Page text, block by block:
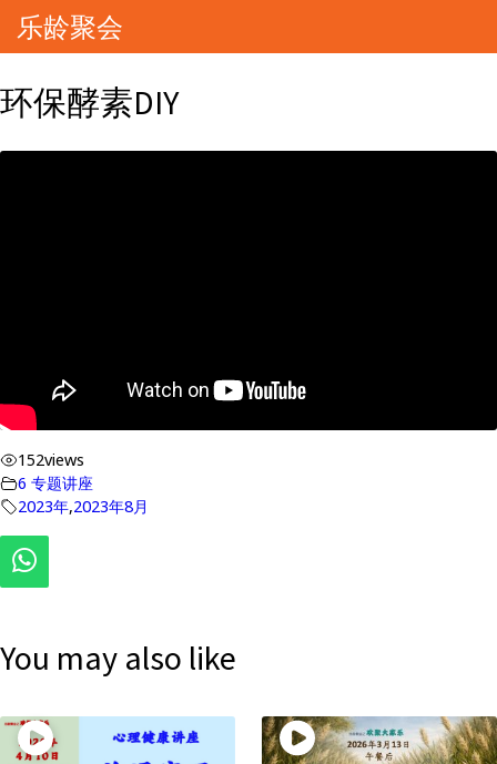
乐龄聚会
环保酵素DIY
152views
6 专题讲座
2023年,2023年8月
You may also like